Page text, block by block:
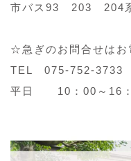
市バス93 203 204系
☆急ぎのお問合せはお
TEL 075-752-3733
平日 10：00～16